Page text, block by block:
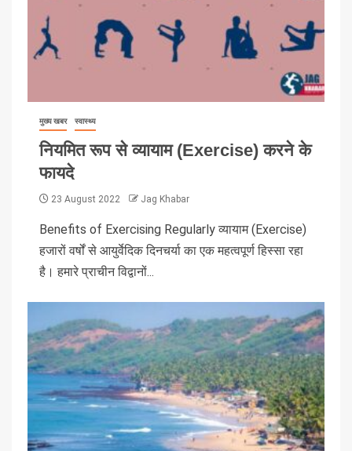
मुख्य खबर स्वास्थ्य
नियमित रूप से व्यायाम (Exercise) करने के
फायदे
23 August 2022 Jag Khabar
Benefits of Exercising Regularly व्यायाम (Exercise)
हजारों वर्षों से आयुर्वेदिक दिनचर्या का एक महत्वपूर्ण हिस्सा रहा
है। हमारे प्राचीन विद्वानों...